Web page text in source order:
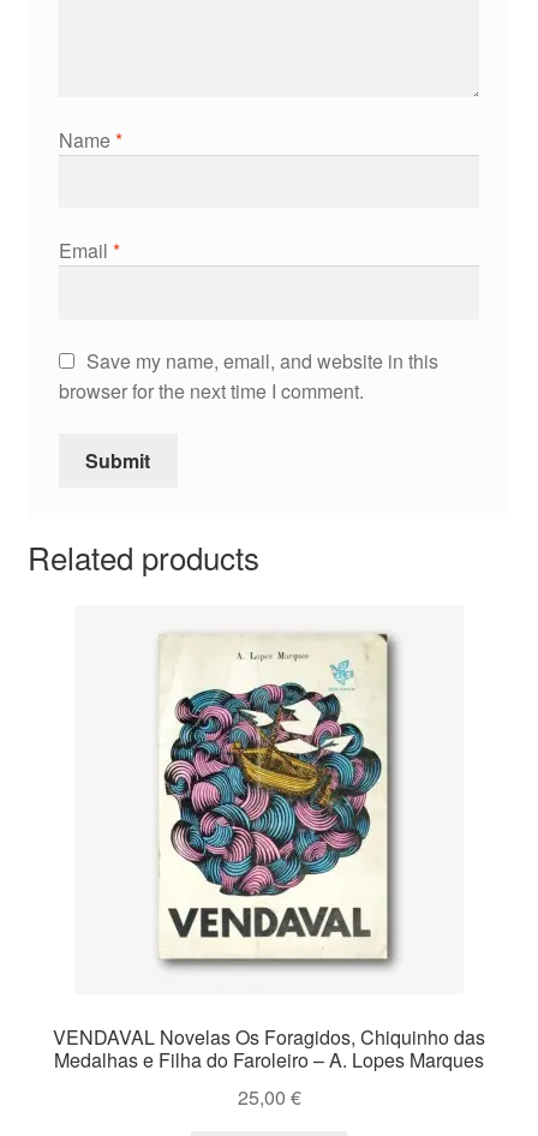
Name*
Email *
Save my name, email, and website in this
browser for the next time I comment.
Related products
VENDAVAL Novelas Os Foragidos, Chiquinho das
Medalhas e Filha do Faroleiro – A. Lopes Marques
25,00 €